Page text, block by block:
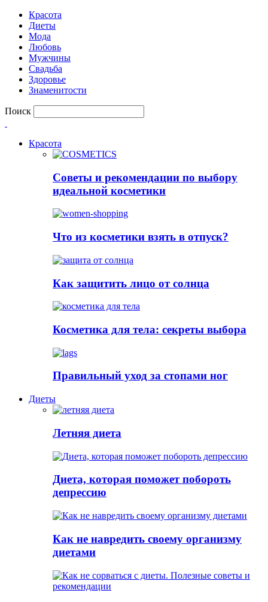
Красота
Диеты
Мода
Любовь
Мужчины
Свадьба
Здоровье
Знаменитости
Поиск
Красота
Советы и рекомендации по выбору
идеальной косметики
Что из косметики взять в отпуск?
Как защитить лицо от солнца
Косметика для тела: секреты выбора
Правильный уход за стопами ног
Диеты
Летняя диета
Диета, которая поможет побороть
депрессию
Как не навредить своему организму
диетами